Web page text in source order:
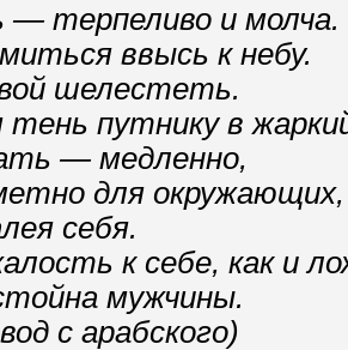
терпеливо и молча.
ввысь к небу.
шелестеть.
тень путнику в
— медленно,
для окружающих,
себя.
к себе, как и
мужчины.
с арабского)